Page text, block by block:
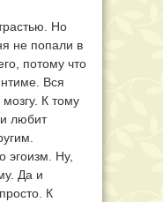
Но
не попали в
потому что
Вся
К тому
любит
эгоизм. Ну,
Да и
К